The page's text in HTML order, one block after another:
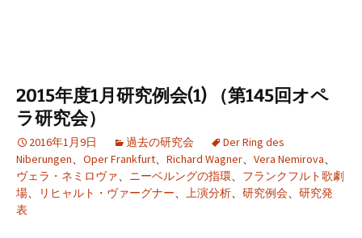
2015年度1月研究例会(1) （第145回オペ
ラ研究会）
2016年1月9日 過去の研究会
Der Ring des
Niberungen、 Oper Frankfurt、 Richard Wagner、 Vera Nemirova、
ヴェラ・ネミロヴァ、 ニーベルングの指環、 フランクフルト歌劇
場、 リヒャルト・ヴァーグナー、 上演分析、 研究例会、 研究発
表